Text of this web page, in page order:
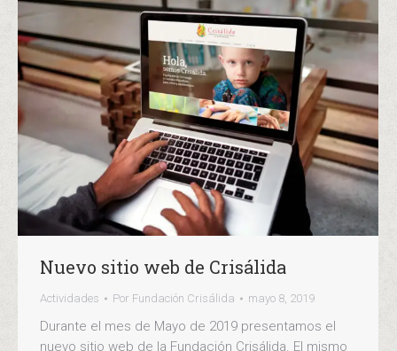
Nuevo sitio web de Crisálida
Actividades Por Fundación Crisálida mayo 8, 2019
Durante el mes de Mayo de 2019 presentamos el
nuevo sitio web de la Fundación Crisálida. El mismo